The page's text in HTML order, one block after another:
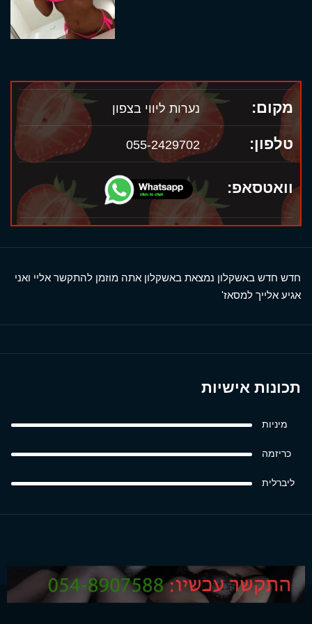
מקום: נערות ליווי בצפון
טלפון: 055-2429702
וואטסאפ:
חדש חדש באשקלון נמצאת באשקלון אתה מוזמן להתקשר אליי ואני
אגיע אלייך למסאז'
תכונות אישיות
מיניות
כריזמה
ליברלית